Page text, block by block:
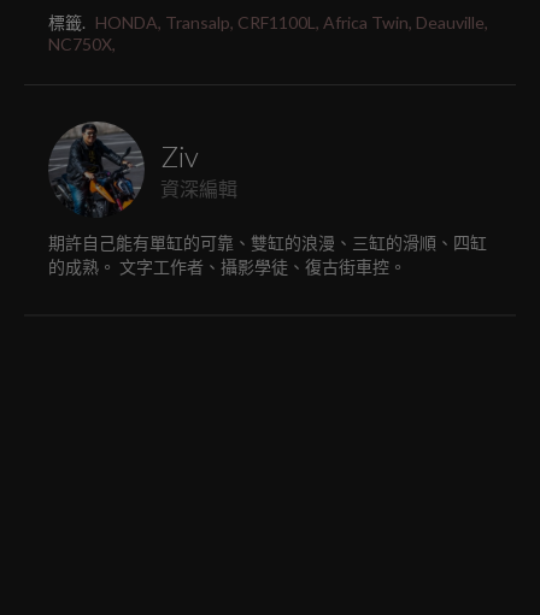
標籤. HONDA, Transalp, CRF1100L, Africa Twin, Deauville,
NC750X,
Ziv
資深編輯
期許自己能有單缸的可靠、雙缸的浪漫、三缸的滑順、四缸
的成熟。 文字工作者、攝影學徒、復古街車控。